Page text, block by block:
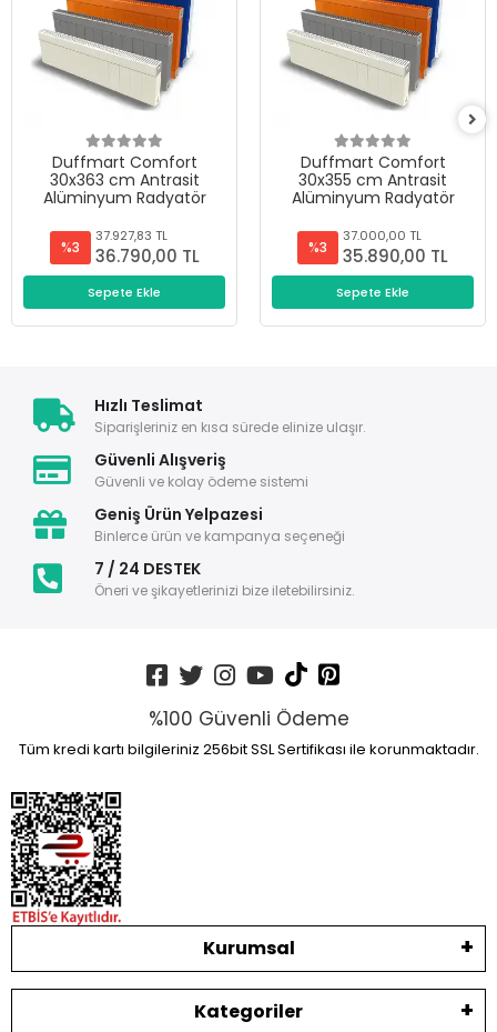
Duffmart Comfort
30x363 cm Antrasit
Alüminyum Radyatör
%3
37.927,83 TL
36.790,00 TL
Sepete Ekle
Duffmart Comfort
30x355 cm Antrasit
Alüminyum Radyatör
%3
37.000,00 TL
35.890,00 TL
Sepete Ekle
Hızlı Teslimat
Siparişleriniz en kısa sürede elinize ulaşır.
Güvenli Alışveriş
Güvenli ve kolay ödeme sistemi
Geniş Ürün Yelpazesi
Binlerce ürün ve kampanya seçeneği
7 / 24 DESTEK
Öneri ve şikayetlerinizi bize iletebilirsiniz.
%100 Güvenli Ödeme
Tüm kredi kartı bilgileriniz 256bit SSL Sertifikası ile korunmaktadır.
Kurumsal
Kategoriler